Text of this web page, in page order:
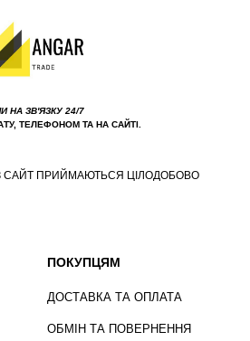
ДОСТАВКА ТА ОПЛАТА
ОБМІН ТА ПОВЕРНЕННЯ
ПОКУПЦЯМ
НА ЗВ'ЯЗКУ 24/7
ТЕЛЕФОНОМ ТА НА САЙТІ.
САЙТ ПРИЙМАЮТЬСЯ ЦІЛОДОБОВО